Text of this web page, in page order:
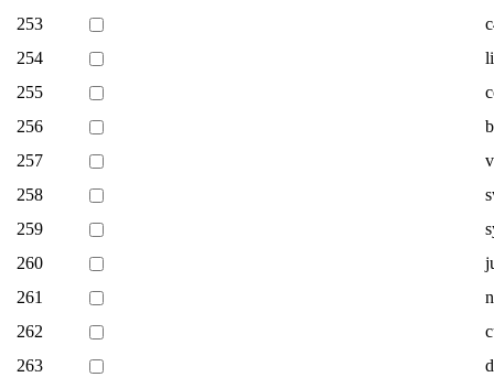
253
254
255
256
257
258
259
260
261
262
263